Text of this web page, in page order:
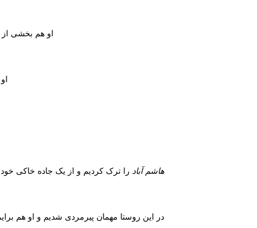
او هم بخشی
هاشم آباد را ترک کردیم و از یک جاده خاکی
در این روستا مهمان پیرمردی شدیم و او هم